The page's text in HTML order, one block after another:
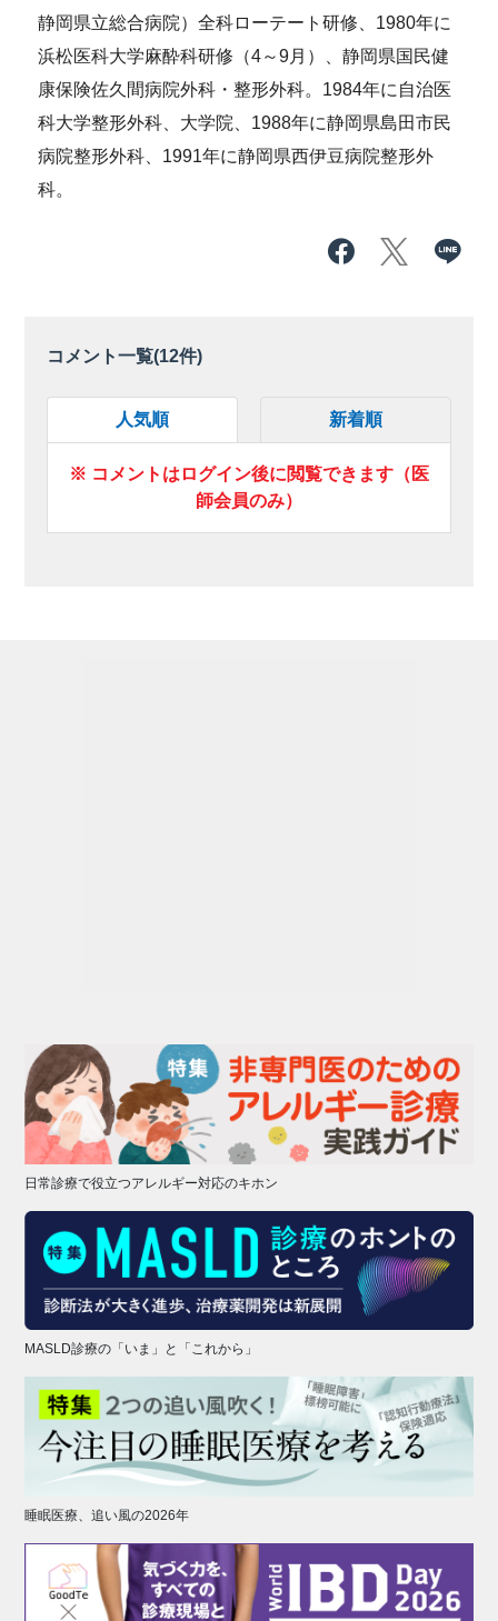
静岡県立総合病院）全科ローテート研修、1980年に
浜松医科大学麻酔科研修（4～9月）、静岡県国民健
康保険佐久間病院外科・整形外科。1984年に自治医
科大学整形外科、大学院、1988年に静岡県島田市民
病院整形外科、1991年に静岡県西伊豆病院整形外
科。
コメント一覧(12件)
人気順 新着順
※ コメントはログイン後に閲覧できます（医
師会員のみ）
日常診療で役立つアレルギー対応のキホン
MASLD診療の「いま」と「これから」
睡眠医療、追い風の2026年